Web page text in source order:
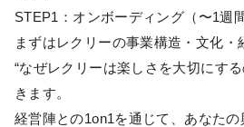
STEP1：オンボーディング（〜1週間
まずはレクリーの事業構造・文化・
“なぜレクリーは楽しさを大切にす
きます。
経営陣との1on1を通じて、あなた